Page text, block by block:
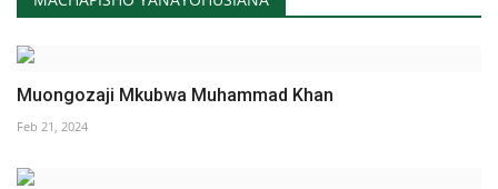
Muongozaji Mkubwa Muhammad Khan
Feb 21, 2024